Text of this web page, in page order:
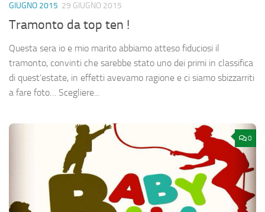
GIUGNO 2015 29 GIUGNO 2015
Tramonto da top ten !
Questa sera io e mio marito abbiamo atteso fiduciosi il
tramonto, convinti che sarebbe stato uno dei primi in classifica
di quest’estate, in effetti avevamo ragione e ci siamo sbizzarriti
a fare foto… Scegliere...
0